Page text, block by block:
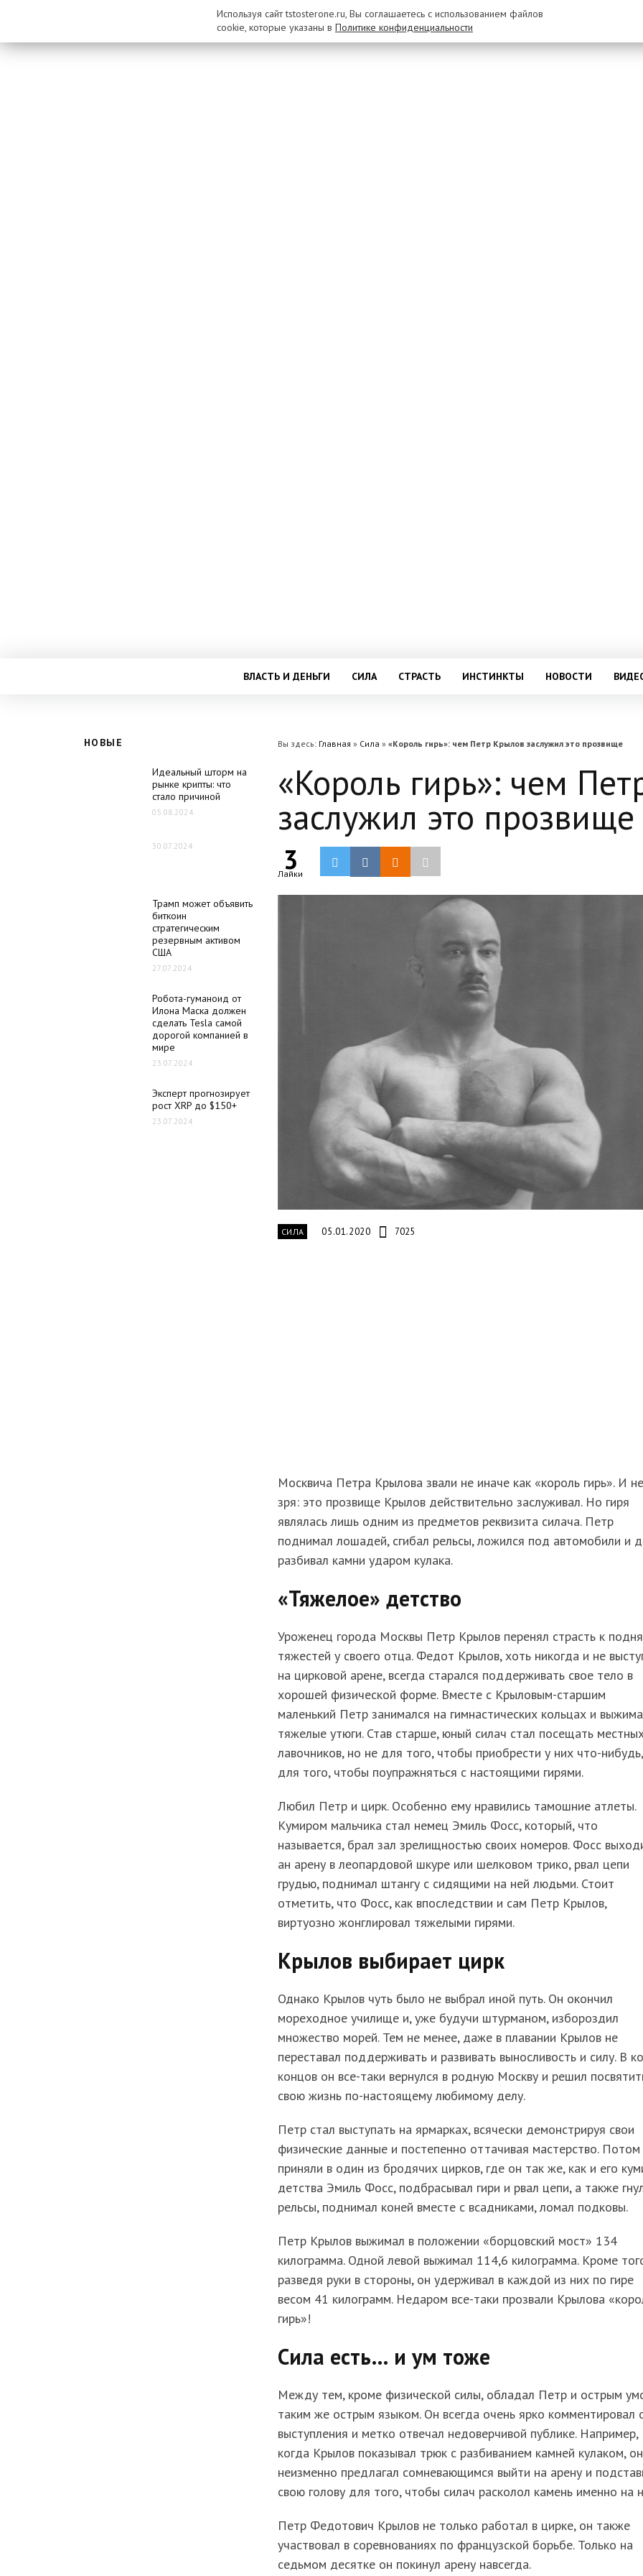
ВЛАСТЬ И ДЕНЬГИ СИЛА СТРАСТЬ ИНСТИНКТЫ НОВОСТИ
НОВЫЕ
Идеальный шторм на
рынке крипты: что
стало причиной
05.08.2024
30.07.2024
Трамп может объявить
биткоин
стратегическим
резервным активом
США
27.07.2024
Робота-гуманоид от
Илона Маска должен
сделать Tesla самой
дорогой компанией в
мире
23.07.2024
Эксперт прогнозирует
рост XRP до $150+
23.07.2024
Вы здесь: Главная » Сила » «Король гирь»: чем Петр Крылов заслужил это прозвище
«Король гирь»: чем
заслужил это прозвище
3
Лайки
СИЛА 05.01.2020 7025
Москвича Петра Крылова звали не иначе как «король гирь». И не
зря: это прозвище Крылов действительно заслуживал. Но гиря
являлась лишь одним из предметов реквизита силача. Петр
поднимал лошадей, сгибал рельсы, ложился под автомобили и
разбивал камни ударом кулака.
«Тяжелое» детство
Уроженец города Москвы Петр Крылов перенял страсть к
тяжестей у своего отца. Федот Крылов, хоть никогда и не
на цирковой арене, всегда старался поддерживать свое тело в
хорошей физической форме. Вместе с Крыловым-старшим
маленький Петр занимался на гимнастических кольцах и
тяжелые утюги. Став старше, юный силач стал посещать
лавочников, но не для того, чтобы приобрести у них что-
для того, чтобы поупражняться с настоящими гирями.
Любил Петр и цирк. Особенно ему нравились тамошние атлеты.
Кумиром мальчика стал немец Эмиль Фосс, который, что
называется, брал зал зрелищностью своих номеров. Фосс
ан арену в леопардовой шкуре или шелковом трико, рвал цепи
грудью, поднимал штангу с сидящими на ней людьми. Стоит
отметить, что Фосс, как впоследствии и сам Петр Крылов,
виртуозно жонглировал тяжелыми гирями.
Крылов выбирает цирк
Однако Крылов чуть было не выбрал иной путь. Он окончил
мореходное училище и, уже будучи штурманом, избороздил
множество морей. Тем не менее, даже в плавании Крылов не
переставал поддерживать и развивать выносливость и силу. В
концов он все-таки вернулся в родную Москву и решил
свою жизнь по-настоящему любимому делу.
Петр стал выступать на ярмарках, всячески демонстрируя свои
физические данные и постепенно оттачивая мастерство. Потом
приняли в один из бродячих цирков, где он так же, как и его
детства Эмиль Фосс, подбрасывал гири и рвал цепи, а также
рельсы, поднимал коней вместе с всадниками, ломал подковы.
Петр Крылов выжимал в положении «борцовский мост» 134
килограмма. Одной левой выжимал 114,6 килограмма. Кроме
разведя руки в стороны, он удерживал в каждой из них по гире
весом 41 килограмм. Недаром все-таки прозвали Крылова
гирь»!
Сила есть… и ум тоже
Между тем, кроме физической силы, обладал Петр и острым
таким же острым языком. Он всегда очень ярко комментировал
выступления и метко отвечал недоверчивой публике. Например,
когда Крылов показывал трюк с разбиванием камней кулаком, он
неизменно предлагал сомневающимся выйти на арену и
свою голову для того, чтобы силач расколол камень именно на
Петр Федотович Крылов не только работал в цирке, он также
участвовал в соревнованиях по французской борьбе. Только на
седьмом десятке он покинул арену навсегда.
Используя сайт tstosterone.ru, Вы соглашаетесь с использованием файлов
cookie, которые указаны в Политике конфиденциальности